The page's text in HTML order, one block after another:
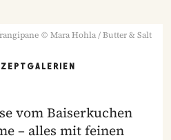
© Mara Hohla / Butter & Salt
vom Baiserkuchen
– alles mit feinen